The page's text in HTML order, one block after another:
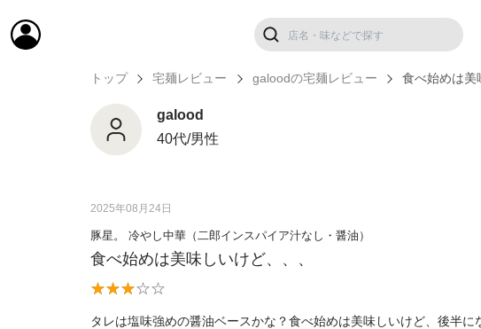
トップ 宅麺レビュー galoodの宅麺レビュー 食べ始めは美
galood
40代/男性
2025年08月24日
豚星。 冷やし中華（二郎インスパイア汁なし・醤油）
食べ始めは美味しいけど、、、
タレは塩味強めの醤油ベースかな？食べ始めは美味しいけど、後半